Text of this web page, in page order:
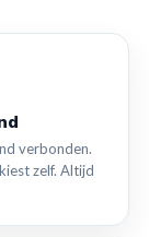
verbonden.
zelf. Altijd